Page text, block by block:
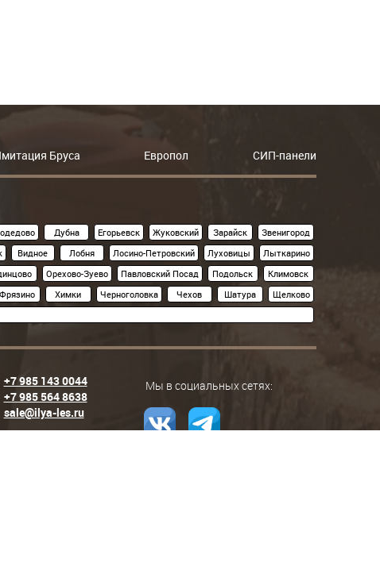
Бруса Европол СИП-панели
Дубна Егорьевск Жуковский Зарайск
Звенигород
Видное Лобня Лосино-Петровский Луховицы
Лыткарино
Орехово-Зуево Павловский Посад Подольск
Климовск
Фрязино Химки Черноголовка Чехов Шатура
Щелково
+7 985 143 0044
+7 985 564 8638
sale@ilya-les.ru
Мы в социальных сетях: